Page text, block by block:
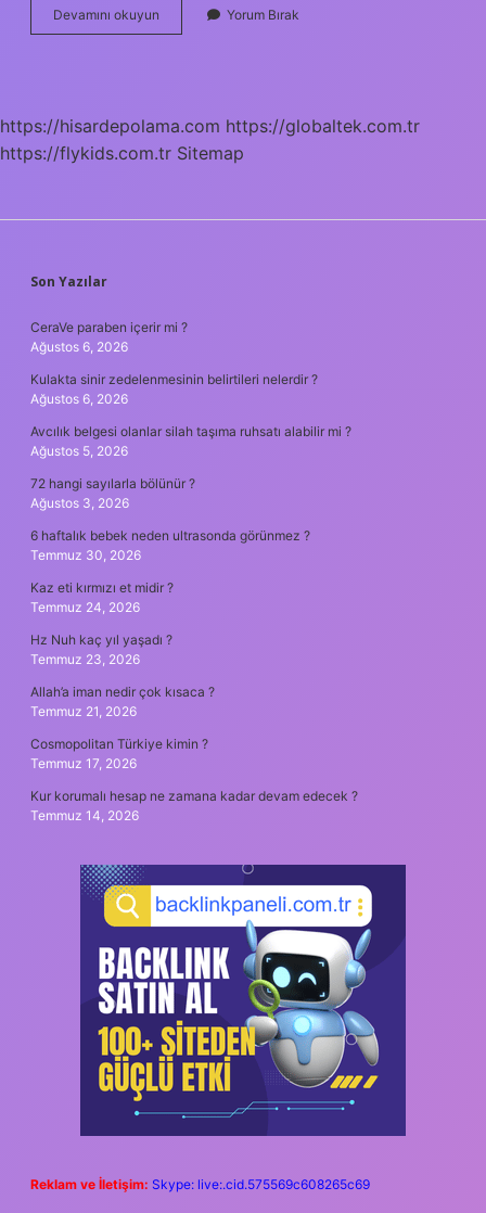
Devamını okuyun
Numarası
Yorum Bırak
https://hisardepolama.com https://globaltek.com.tr
https://flykids.com.tr Sitemap
SIDEBAR
Son Yazılar
CeraVe paraben içerir mi ?
Ağustos 6, 2026
Kulakta sinir zedelenmesinin belirtileri nelerdir ?
Ağustos 6, 2026
Avcılık belgesi olanlar silah taşıma ruhsatı alabilir mi ?
Ağustos 5, 2026
72 hangi sayılarla bölünür ?
Ağustos 3, 2026
6 haftalık bebek neden ultrasonda görünmez ?
Temmuz 30, 2026
Kaz eti kırmızı et midir ?
Temmuz 24, 2026
Hz Nuh kaç yıl yaşadı ?
Temmuz 23, 2026
Allah’a iman nedir çok kısaca ?
Temmuz 21, 2026
Cosmopolitan Türkiye kimin ?
Temmuz 17, 2026
Kur korumalı hesap ne zamana kadar devam edecek ?
Temmuz 14, 2026
Reklam ve İletişim: Skype: live:.cid.575569c608265c69